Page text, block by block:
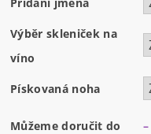
Výběr skleniček na
víno
Pískovaná noha
Můžeme doručit do –